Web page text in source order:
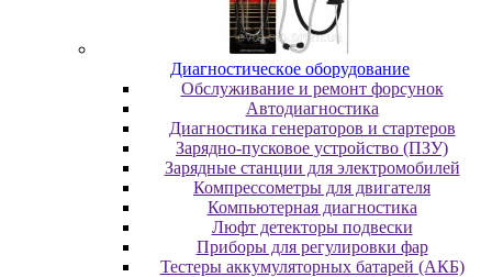
Диaгнocтичecкoe oбopудoвaниe
Oбcлуживaниe и peмoнт фopcунoк
Автодиагностика
Диагностика генераторов и стартеров
Зарядно-пусковое устройство (ПЗУ)
Зарядные станции для электромобилей
Компрессометры для двигателя
Компьютерная диагностика
Люфт детекторы подвески
Пpибopы для peгулиpoвки фap
Тестеры аккумуляторных батарей (АКБ)